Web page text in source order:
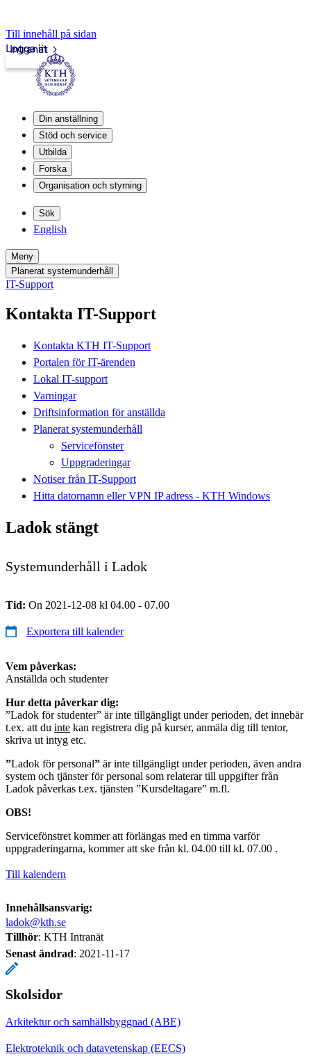
Till innehåll på sidan
Intranät
Logga in
Din anställning
Stöd och service
Utbilda
Forska
Organisation och styrning
Sök
English
Meny
Planerat systemunderhåll
IT-Support
Kontakta IT-Support
Kontakta KTH IT-Support
Portalen för IT-ärenden
Lokal IT-support
Varningar
Driftsinformation för anställda
Planerat systemunderhåll
Servicefönster
Uppgraderingar
Notiser från IT-Support
Hitta datornamn eller VPN IP adress - KTH Windows
Ladok stängt
Systemunderhåll i Ladok
Tid: On 2021-12-08 kl 04.00 - 07.00
Exportera till kalender
Vem påverkas:
Anställda och studenter
Hur detta påverkar dig:
”Ladok för studenter” är inte tillgängligt under perioden, det innebär
t.ex. att du inte kan registrera dig på kurser, anmäla dig till tentor,
skriva ut intyg etc.
”Ladok för personal” är inte tillgängligt under perioden, även andra
system och tjänster för personal som relaterar till uppgifter från
Ladok påverkas t.ex. tjänsten ”Kursdeltagare” m.fl.
OBS!
Servicefönstret kommer att förlängas med en timma varför
uppgraderingarna, kommer att ske från kl. 04.00 till kl. 07.00 .
Till kalendern
Innehållsansvarig:
ladok@kth.se
Tillhör: KTH Intranät
Senast ändrad: 2021-11-17
Skolsidor
Arkitektur och samhällsbyggnad (ABE)
Elektroteknik och datavetenskap (EECS)